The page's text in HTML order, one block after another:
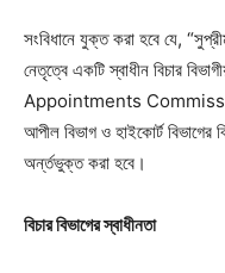
সংবিধানে যুক্ত করা হবে যে,
নেতৃত্বে একটি স্বাধীন বিচার
Appointments
আপীল বিভাগ ও হাইকোর্ট বিভাগের
অর্ন্তভুক্ত করা হবে।
বিচার বিভাগের স্বাধীনতা